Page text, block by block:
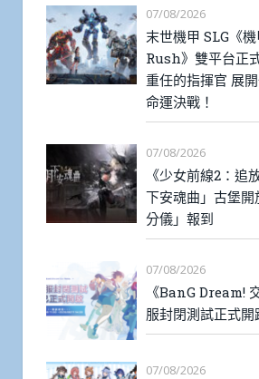
07/08/2026
末世機甲 SLG《
Rush》雙平台正
重任的指揮官 展
命運決戰！
07/08/2026
《少女前線2：追
下安魂曲」古堡
分儀」報到
07/08/2026
《BanG Dream!
服封閉測試正式開
07/08/2026